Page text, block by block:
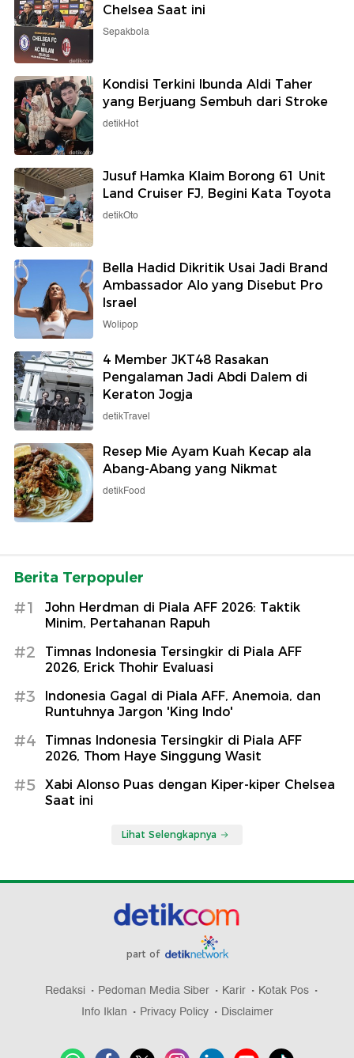
Chelsea Saat ini
Sepakbola
Kondisi Terkini Ibunda Aldi Taher
yang Berjuang Sembuh dari Stroke
detikHot
Jusuf Hamka Klaim Borong 61 Unit
Land Cruiser FJ, Begini Kata Toyota
detikOto
Bella Hadid Dikritik Usai Jadi Brand
Ambassador Alo yang Disebut Pro
Israel
Wolipop
4 Member JKT48 Rasakan
Pengalaman Jadi Abdi Dalem di
Keraton Jogja
detikTravel
Resep Mie Ayam Kuah Kecap ala
Abang-Abang yang Nikmat
detikFood
Berita Terpopuler
#1
John Herdman di Piala AFF 2026: Taktik
Minim, Pertahanan Rapuh
#2
Timnas Indonesia Tersingkir di Piala AFF
2026, Erick Thohir Evaluasi
#3
Indonesia Gagal di Piala AFF, Anemoia, dan
Runtuhnya Jargon 'King Indo'
#4
Timnas Indonesia Tersingkir di Piala AFF
2026, Thom Haye Singgung Wasit
#5
Xabi Alonso Puas dengan Kiper-kiper Chelsea
Saat ini
Lihat Selengkapnya
part of
Redaksi Pedoman Media Siber Karir
Kotak Pos
Info Iklan
Privacy Policy Disclaimer